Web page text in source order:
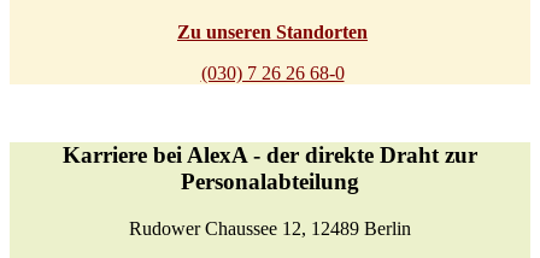
Zu unseren Standorten
(030) 7 26 26 68-0
Karriere bei AlexA - der direkte Draht zur
Personalabteilung
Rudower Chaussee 12, 12489 Berlin